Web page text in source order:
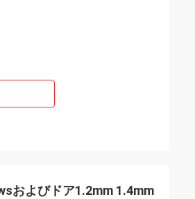
およびドア1.2mm 1.4mm